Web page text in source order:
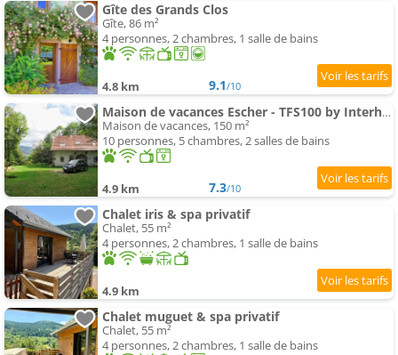
Gîte des Grands Clos
Gîte, 86 m²
4 personnes, 2 chambres, 1 salle de bains
4.8 km 9.1/10
Maison de vacances Escher - TFS100 by Interhome
Maison de vacances, 150 m²
10 personnes, 5 chambres, 2 salles de bains
4.9 km 7.3/10
Chalet iris & spa privatif
Chalet, 55 m²
4 personnes, 2 chambres, 1 salle de bains
4.9 km
Chalet muguet & spa privatif
Chalet, 55 m²
4 personnes, 2 chambres, 1 salle de bains